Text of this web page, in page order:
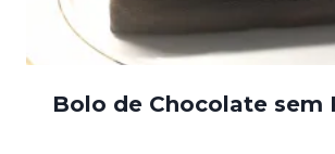
Bolo de Chocolate sem